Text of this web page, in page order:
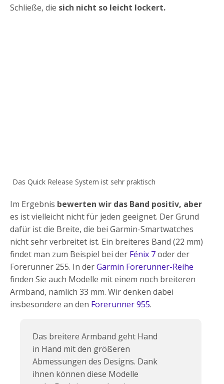
Schließe, die sich nicht so leicht lockert.
Das Quick Release System ist sehr praktisch
Im Ergebnis bewerten wir das Band positiv, aber
es ist vielleicht nicht für jeden geeignet. Der Grund
dafür ist die Breite, die bei Garmin-Smartwatches
nicht sehr verbreitet ist. Ein breiteres Band (22 mm)
findet man zum Beispiel bei der Fénix 7oder der
Forerunner 255. In derGarmin Forerunner-Reihe
finden Sie auch Modelle mit einem noch breiteren
Armband, nämlich 33 mm. Wir denken dabei
insbesondere an den Forerunner 955.
Das breitere Armband geht Hand
in Hand mit den größeren
Abmessungen des Designs. Dank
ihnen können diese Modelle